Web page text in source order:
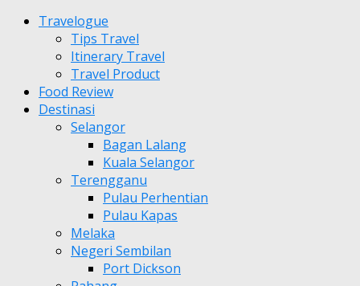
Travelogue
Tips Travel
Itinerary Travel
Travel Product
Food Review
Destinasi
Selangor
Bagan Lalang
Kuala Selangor
Terengganu
Pulau Perhentian
Pulau Kapas
Melaka
Negeri Sembilan
Port Dickson